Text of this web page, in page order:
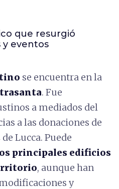
que resurgió
y eventos
se encuentra en la
. Fue
a mediados del
a las donaciones de
Lucca. Puede
principales edificios
, aunque han
y